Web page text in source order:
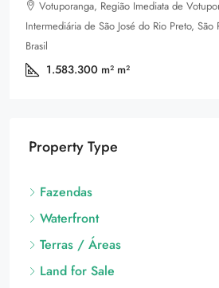
Votuporanga, Região Imediata de
Intermediária de São José do Rio Preto, São
Brasil
1.583.300 m² m²
Property Type
Fazendas
Waterfront
Terras / Áreas
Land for Sale